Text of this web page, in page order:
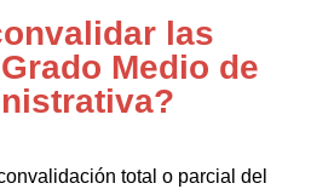
las
Medio de
total o parcial del